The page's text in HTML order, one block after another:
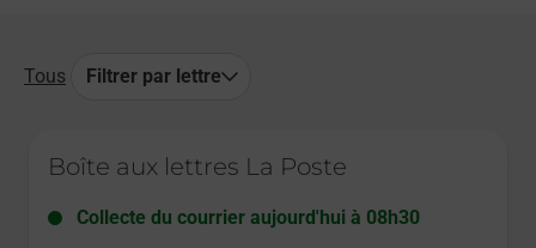
Tous Filtrer par lettre
Boîte aux lettres La Poste
Collecte du courrier aujourd'hui à 08h30